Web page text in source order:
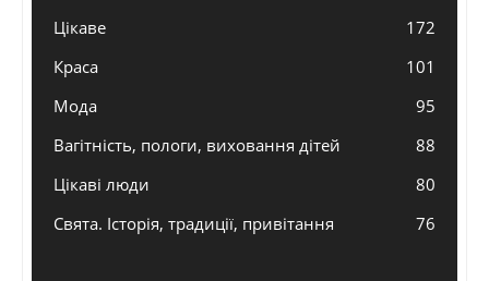
Цікаве
172
Краса
101
Мода
95
Вагітність, пологи, виховання дітей
88
Цікаві люди
80
Свята. Історія, традиції, привітання
76